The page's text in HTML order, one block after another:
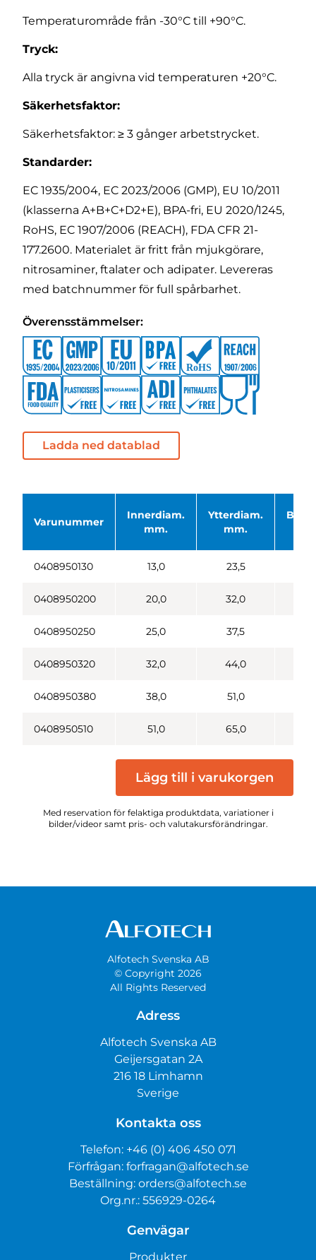
Temperaturområde från -30°C till +90°C.
Tryck:
Alla tryck är angivna vid temperaturen +20°C.
Säkerhetsfaktor:
Säkerhetsfaktor: ≥ 3 gånger arbetstrycket.
Standarder:
EC 1935/2004, EC 2023/2006 (GMP), EU 10/2011
(klasserna A+B+C+D2+E), BPA-fri, EU 2020/1245,
RoHS, EC 1907/2006 (REACH), FDA CFR 21-
177.2600. Materialet är fritt från mjukgörare,
nitrosaminer, ftalater och adipater. Levereras
med batchnummer för full spårbarhet.
Överensstämmelser:
Ladda ned datablad
Varunummer
Innerdiam.
mm.
Ytterdiam.
mm.
0408950130 13,0 23,5
0408950200 20,0 32,0
0408950250 25,0 37,5
0408950320 32,0 44,0
0408950380 38,0 51,0
0408950510 51,0 65,0
Lägg till i varukorgen
Med reservation för felaktiga produktdata, variationer i
bilder/videor samt pris- och valutakursförändringar.
Alfotech Svenska AB
© Copyright 2026
All Rights Reserved
Adress
Alfotech Svenska AB
Geijersgatan 2A
216 18 Limhamn
Sverige
Kontakta oss
Telefon: +46 (0) 406 450 071
Förfrågan: forfragan@alfotech.se
Beställning: orders@alfotech.se
Org.nr.: 556929-0264
Genvägar
Produkter